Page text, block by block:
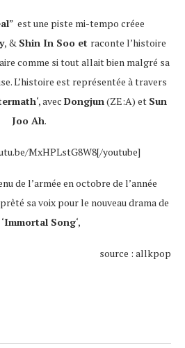
” est une piste mi-tempo créee
, & Shin In Soo et raconte l’histoire
comme si tout allait bien malgré sa
L’histoire est représentée à travers
‘, avec Dongjun(ZE:A) et Sun
Joo Ah.
MxHPLstG8W8[/youtube]
de l’armée en octobre de l’année
sa voix pour le nouveau drama de
Immortal Song‘,
source : allkpop